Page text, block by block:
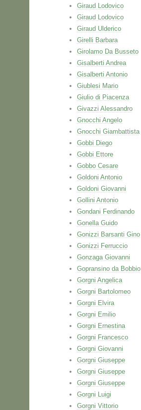
Giraud Lodovico
Giraud Lodovico
Giraud Ulderico
Girelli Barbara
Girolamo Da Busseto
Gisalberti Andrea
Gisalberti Antonio
Giublesi Mario
Giulio di Piacenza
Givazzi Alessandro
Gnocchi Angelo
Gnocchi Giambattista
Gobbi Diego
Gobbi Ettore
Gobbo Cesare
Goldoni Antonio
Goldoni Giovanni
Gollini Antonio
Gondani Ferdinando
Gonella Guido
Gonizzi Barsanti Gino
Gonizzi Ferruccio
Gonzaga Giovanni
Gopransino da Bobbio
Gorgni Angelica
Gorgni Bartolomeo
Gorgni Elvira
Gorgni Emilio
Gorgni Ernestina
Gorgni Francesco
Gorgni Giovanni
Gorgni Giuseppe
Gorgni Giuseppe
Gorgni Giuseppe
Gorgni Luigi
Gorgni Vittorio